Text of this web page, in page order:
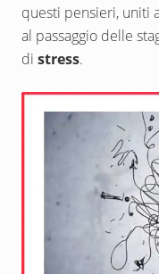
questi pensieri, uniti
al passaggio delle
di stress.